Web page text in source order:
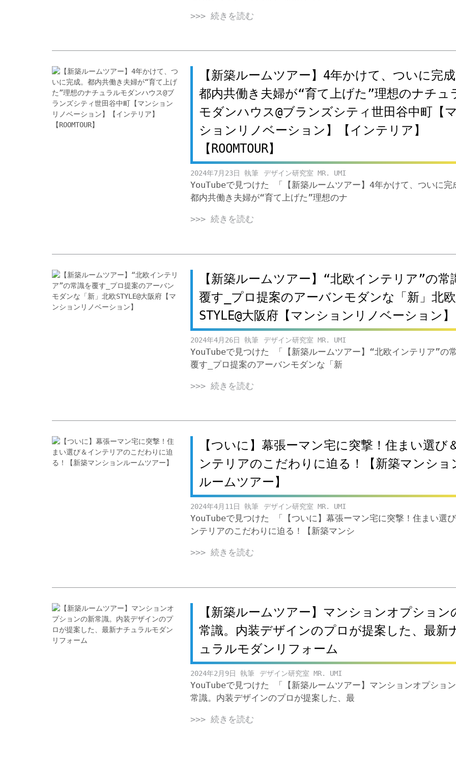
>>> 続きを読む
【新築ルームツアー】4年かけて、ついに完
都内共働き夫婦が“育て上げた”理想のナチュ
モダンハウス@ブランズシティ世田谷中町【
ションリノベーション】【インテリア】
【ROOMTOUR】
2024年7月23日 デザイン研究室 MR. UMI
YouTubeで見つけた 「【新築ルームツアー】4年かけて、ついに完
都内共働き夫婦が“育て上げた”理想のナ
>>> 続きを読む
【新築ルームツアー】“北欧インテリア”の常
覆す_プロ提案のアーバンモダンな「新」北欧
STYLE@大阪府【マンションリノベーション】
2024年4月26日 デザイン研究室 MR. UMI
YouTubeで見つけた 「【新築ルームツアー】“北欧インテリア”の
覆す_プロ提案のアーバンモダンな「新
>>> 続きを読む
【ついに】幕張ーマン宅に突撃！住まい選び
ンテリアのこだわりに迫る！【新築マンショ
ルームツアー】
2024年4月11日 デザイン研究室 MR. UMI
YouTubeで見つけた 「【ついに】幕張ーマン宅に突撃！住まい選
ンテリアのこだわりに迫る！【新築マンシ
>>> 続きを読む
【新築ルームツアー】マンションオプション
常識。内装デザインのプロが提案した、最新
ュラルモダンリフォーム
2024年2月9日 デザイン研究室 MR. UMI
YouTubeで見つけた 「【新築ルームツアー】マンションオプショ
常識。内装デザインのプロが提案した、最
>>> 続きを読む